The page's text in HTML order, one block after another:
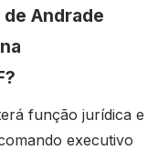
Andrade
função jurídica e
executivo